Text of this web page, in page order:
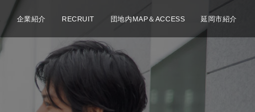
企業紹介 RECRUIT 団地内MAP＆ACCESS 延岡市紹介